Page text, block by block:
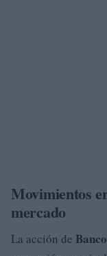
Movimientos
mercado
La acción de